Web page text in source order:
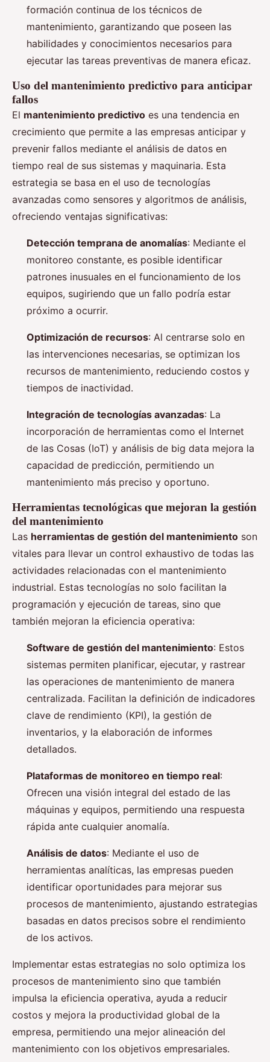
formación continua de los técnicos de
mantenimiento, garantizando que poseen las
habilidades y conocimientos necesarios para
ejecutar las tareas preventivas de manera eficaz.
Uso del mantenimiento predictivo para anticipar
fallos
El mantenimiento predictivo es una tendencia en
crecimiento que permite a las empresas anticipar y
prevenir fallos mediante el análisis de datos en
tiempo real de sus sistemas y maquinaria. Esta
estrategia se basa en el uso de tecnologías
avanzadas como sensores y algoritmos de análisis,
ofreciendo ventajas significativas:
Detección temprana de anomalías: Mediante el
monitoreo constante, es posible identificar
patrones inusuales en el funcionamiento de los
equipos, sugiriendo que un fallo podría estar
próximo a ocurrir.
Optimización de recursos: Al centrarse solo en
las intervenciones necesarias, se optimizan los
recursos de mantenimiento, reduciendo costos y
tiempos de inactividad.
Integración de tecnologías avanzadas: La
incorporación de herramientas como el Internet
de las Cosas (IoT) y análisis de big data mejora la
capacidad de predicción, permitiendo un
mantenimiento más preciso y oportuno.
Herramientas tecnológicas que mejoran la gestión
del mantenimiento
Las herramientas de gestión del mantenimiento son
vitales para llevar un control exhaustivo de todas las
actividades relacionadas con el mantenimiento
industrial. Estas tecnologías no solo facilitan la
programación y ejecución de tareas, sino que
también mejoran la eficiencia operativa:
Software de gestión del mantenimiento: Estos
sistemas permiten planificar, ejecutar, y rastrear
las operaciones de mantenimiento de manera
centralizada. Facilitan la definición de indicadores
clave de rendimiento (KPI), la gestión de
inventarios, y la elaboración de informes
detallados.
Plataformas de monitoreo en tiempo real:
Ofrecen una visión integral del estado de las
máquinas y equipos, permitiendo una respuesta
rápida ante cualquier anomalía.
Análisis de datos: Mediante el uso de
herramientas analíticas, las empresas pueden
identificar oportunidades para mejorar sus
procesos de mantenimiento, ajustando estrategias
basadas en datos precisos sobre el rendimiento
de los activos.
Implementar estas estrategias no solo optimiza los
procesos de mantenimiento sino que también
impulsa la eficiencia operativa, ayuda a reducir
costos y mejora la productividad global de la
empresa, permitiendo una mejor alineación del
mantenimiento con los objetivos empresariales.